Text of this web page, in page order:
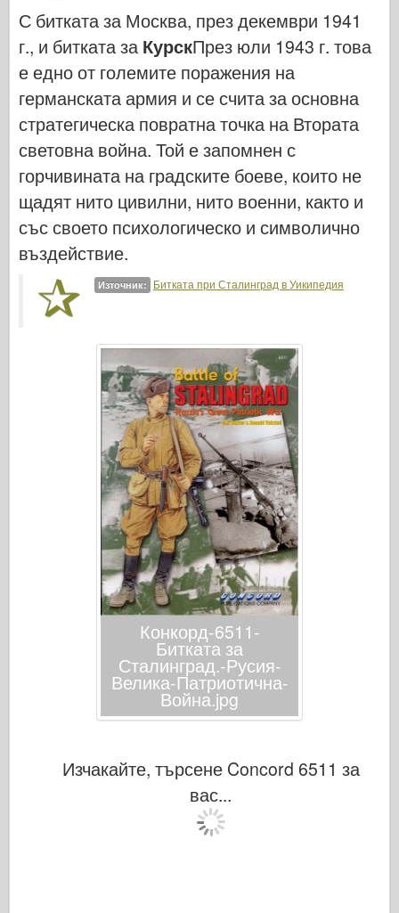
Контакт
1000000
Комплектите
С битката за Москва, през декември 1941
г., и битката за КурскПрез юли 1943 г. това
е едно от големите поражения на
германската армия и се счита за основна
стратегическа повратна точка на Втората
световна война. Той е запомнен с
горчивината на градските боеве, които не
щадят нито цивилни, нито военни, както и
със своето психологическо и символично
въздействие.
Източник: Битката при Сталинград в Уикипедия
Конкорд-6511-
Битката за
Сталинград.-Русия-
Велика-Патриотична-
Война.jpg
Изчакайте, търсене Concord 6511 за
вас...